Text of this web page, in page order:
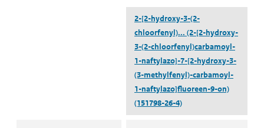
2-[2-hydroxy-3-(2-
chloorfenyl)... (2-[2-hydroxy-
3-(2-chloorfenyl)carbamoyl-
1-naftylazo]-7-[2-hydroxy-3-
(3-methylfenyl)-carbamoyl-
1-naftylazo]fluoreen-9-on)
(151798-26-4)